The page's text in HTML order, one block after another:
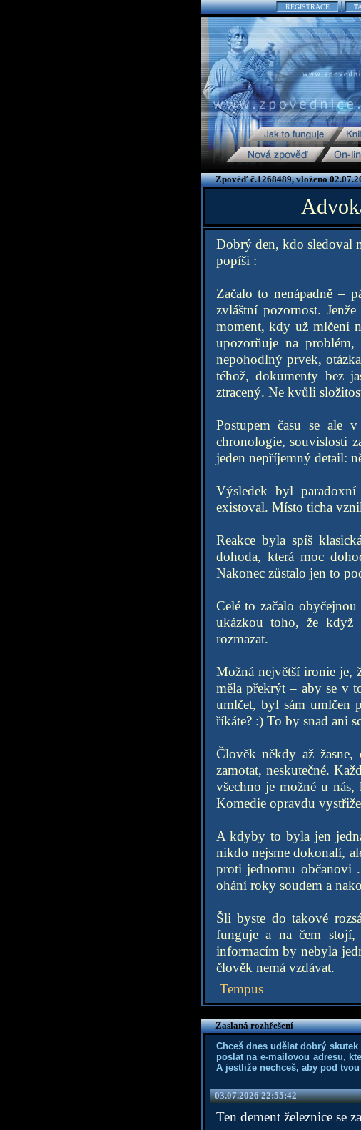
REGISTRACE
Zpověď č.1268489, vloženo
Dobrý den, kdo sledoval
popíši :
Začalo to nenápadně –
zvláštní pozornost.
moment, kdy už mlčení
upozorňuje na
nepohodlný prvek,
téhož, dokumenty bez
ztracený. Ne kvůli
Postupem času se ale
chronologie, souvislosti
jeden nepříjemný detail:
Výsledek byl
existoval. Místo ticha
Reakce byla spíš
dohoda, která moc
Nakonec zůstalo jen to
Celé to začalo
ukázkou toho, že když
rozmazat.
Možná největší ironie je,
měla překrýt – aby se v
umlčet, byl sám umlčen
říkáte? :) To by snad ani
Člověk někdy až
zamotat, neskutečné.
všechno je možné u
Komedie opravdu
A kdyby to byla jen
nikdo nejsme dokonalí,
proti jednomu
ohání roky soudem a
Šli byste do takové
funguje a na čem
informacím by nebyla
člověk nemá vzdávat.
Tempus
Zaslaná rozhřešení
Chceš dnes udělat dobrý
poslat na e-mailovou adresu,
A jestliže nechceš, aby pod
03.07.2026 22:55:42
Ten dement železnice se